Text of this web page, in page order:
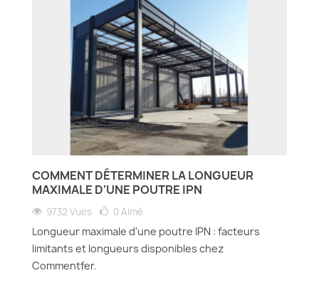
COMMENT DÉTERMINER LA LONGUEUR
MAXIMALE D'UNE POUTRE IPN
9732 Vues 0 Aimé
Longueur maximale d'une poutre IPN : facteurs
limitants et longueurs disponibles chez
Commentfer.